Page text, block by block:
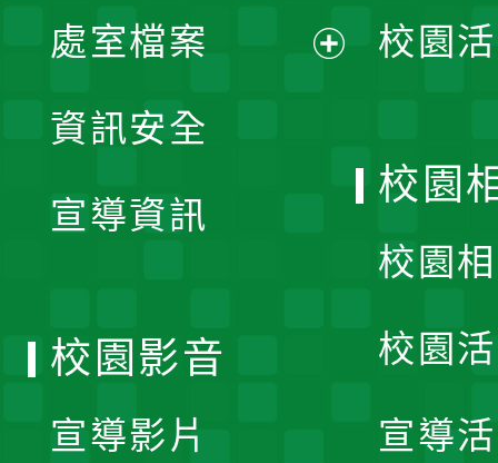
單
處室檔案
資訊安全
宣導資訊
校園
校園
校園
校園
宣導
校園影音
宣導影片